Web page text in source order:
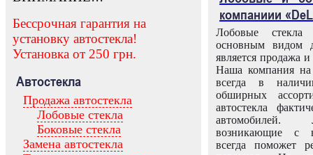
Бессрочная гарантия на
установку автостекла!
Установка от 250 грн.
Автостекла
Продажа автостекла
Лобовые стекла
Боковые стекла
Замена автостекла
компаниии
Лобовые
основным видом
является продажа и
Наша компания на
всегда в
обширных
автостекла
возникающие с
всегда поможет